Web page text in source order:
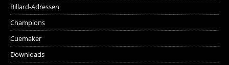
Billard-Adressen
Champions
Cuemaker
Downloads